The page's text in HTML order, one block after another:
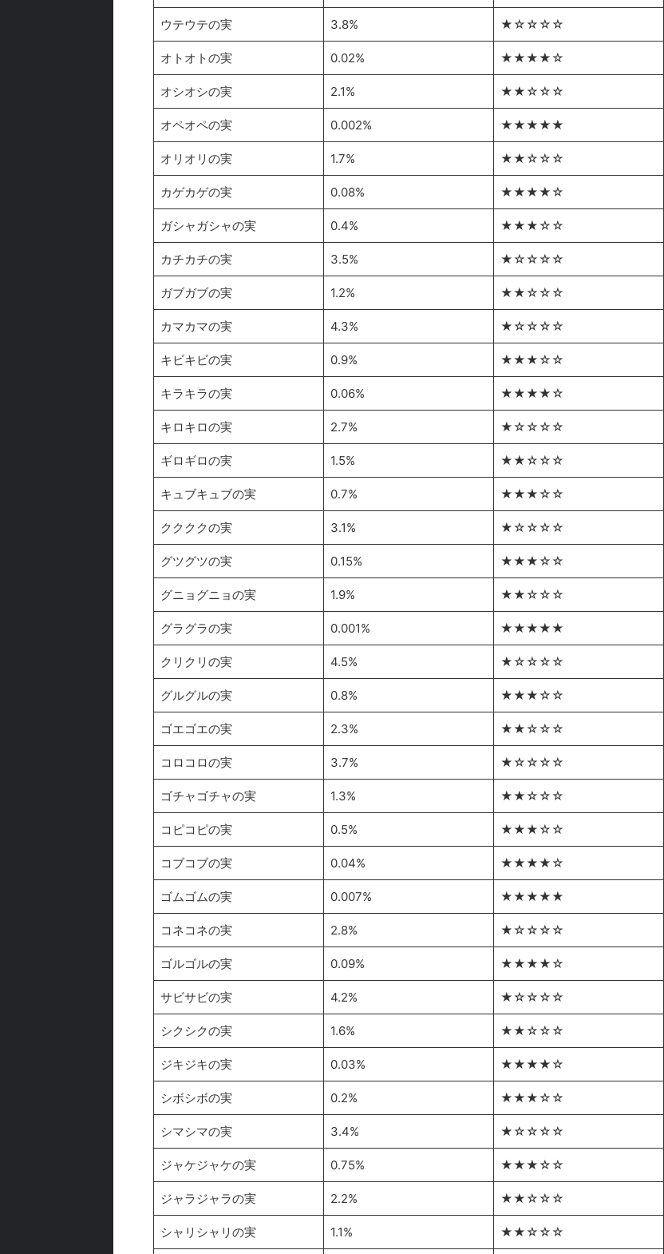
ウテウテの実 3.8% ★☆☆☆☆
オトオトの実 0.02% ★★★★☆
オシオシの実 2.1% ★★☆☆☆
オペオペの実 0.002% ★★★★★
オリオリの実 1.7% ★★☆☆☆
カゲカゲの実 0.08% ★★★★☆
ガシャガシャの実 0.4% ★★★☆☆
カチカチの実 3.5% ★☆☆☆☆
ガブガブの実 1.2% ★★☆☆☆
カマカマの実 4.3% ★☆☆☆☆
キビキビの実 0.9% ★★★☆☆
キラキラの実 0.06% ★★★★☆
キロキロの実 2.7% ★☆☆☆☆
ギロギロの実 1.5% ★★☆☆☆
キュブキュブの実 0.7% ★★★☆☆
ククククの実 3.1% ★☆☆☆☆
グツグツの実 0.15% ★★★☆☆
グニョグニョの実 1.9% ★★☆☆☆
グラグラの実 0.001% ★★★★★
クリクリの実 4.5% ★☆☆☆☆
グルグルの実 0.8% ★★★☆☆
ゴエゴエの実 2.3% ★★☆☆☆
コロコロの実 3.7% ★☆☆☆☆
ゴチャゴチャの実 1.3% ★★☆☆☆
コピコピの実 0.5% ★★★☆☆
コブコブの実 0.04% ★★★★☆
ゴムゴムの実 0.007% ★★★★★
コネコネの実 2.8% ★☆☆☆☆
ゴルゴルの実 0.09% ★★★★☆
サビサビの実 4.2% ★☆☆☆☆
シクシクの実 1.6% ★★☆☆☆
ジキジキの実 0.03% ★★★★☆
シボシボの実 0.2% ★★★☆☆
シマシマの実 3.4% ★☆☆☆☆
ジャケジャケの実 0.75% ★★★☆☆
ジャラジャラの実 2.2% ★★☆☆☆
シャリシャリの実 1.1% ★★☆☆☆